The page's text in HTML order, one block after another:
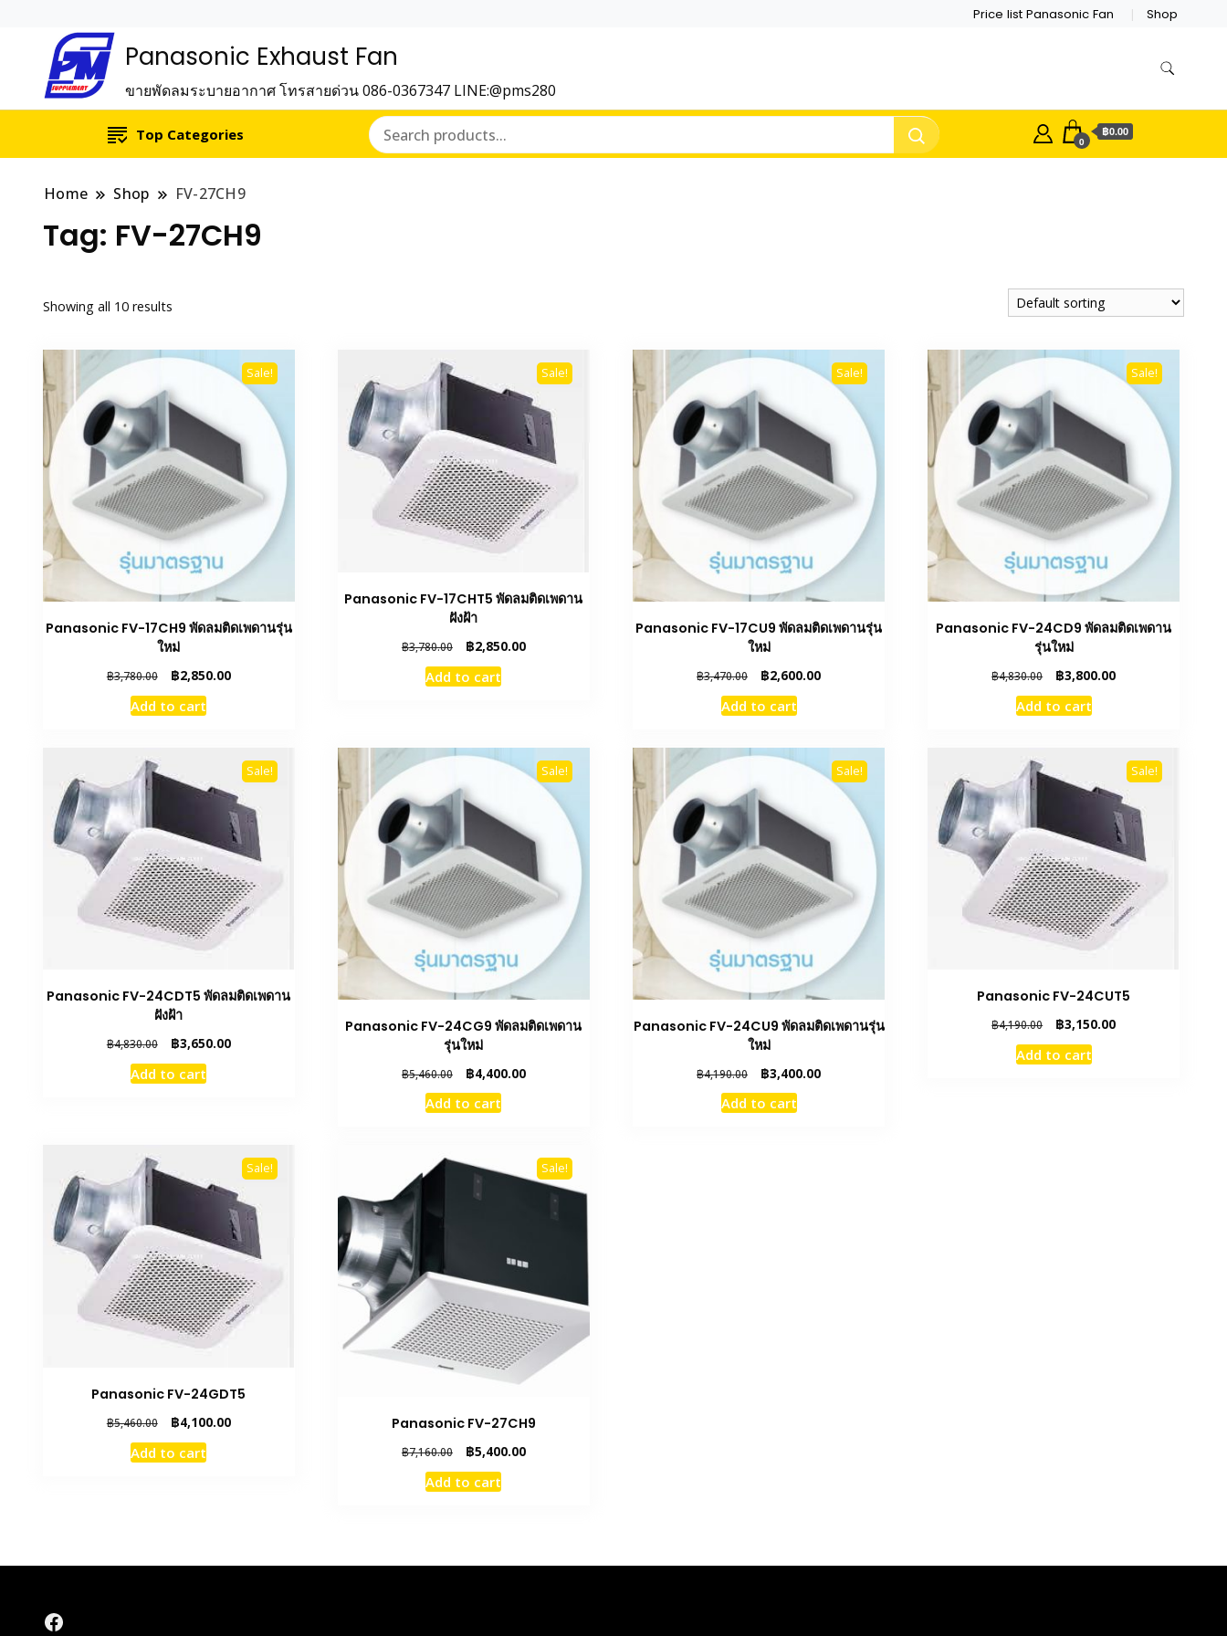
Price list Panasonic Fan Shop
Panasonic Exhaust Fan
ขายพัดลมระบายอากาศ โทรสายด่วน 086-0367347 LINE:@pms280
Top Categories 0
฿0.00
Home Shop FV-27CH9
Tag: FV-27CH9
Showing all 10 results
Sale!
Panasonic FV-17CH9 พัดลมติดเพดานรุ่น
ใหม่
฿3,780.00
Original
price
was:
฿2,850.00Current
Add to cart
Sale!
Panasonic FV-17CHT5 พัดลมติดเพดาน
ฝังฝ้า
฿3,780.00
Original
price
was:
฿2,850.00Current
Add to cart
Sale!
Panasonic FV-17CU9 พัดลมติดเพดานรุ่น
ใหม่
฿3,470.00
Original
price
was:
฿2,600.00Current
Add to cart
Sale!
Panasonic FV-24CD9 พัดลมติดเพดาน
รุ่นใหม่
฿4,830.00
Original
price
was:
฿3,800.00Current
Add to cart
Sale!
Panasonic FV-24CDT5 พัดลมติดเพดาน
ฝังฝ้า
฿4,830.00
Original
price
was:
฿3,650.00Current
Add to cart
Sale!
Panasonic FV-24CG9 พัดลมติดเพดาน
รุ่นใหม่
฿5,460.00
Original
price
was:
฿4,400.00Current
Add to cart
Sale!
Panasonic FV-24CU9 พัดลมติดเพดานรุ่น
ใหม่
฿4,190.00
Original
price
was:
฿3,400.00Current
Add to cart
Sale!
Panasonic FV-24CUT5
฿4,190.00
Original
price
was:
฿3,150.00Current
Add to cart
Sale!
Panasonic FV-24GDT5
฿5,460.00
Original
price
was:
฿4,100.00Current
Add to cart
Sale!
Panasonic FV-27CH9
฿7,160.00
Original
price
was:
฿5,400.00Current
Add to cart
Facebook